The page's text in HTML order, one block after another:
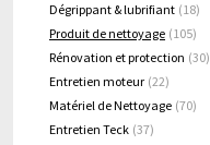
Dégrippant & lubrifiant (18)
Produit de nettoyage (105)
Rénovation et protection (30)
Entretien moteur (22)
Matériel de Nettoyage (70)
Entretien Teck (37)